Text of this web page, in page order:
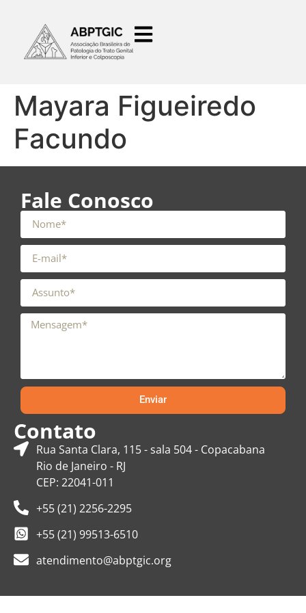
Mayara Figueiredo
Facundo
Fale Conosco
Enviar
Contato
Rua Santa Clara, 115 - sala 504 - Copacabana
Rio de Janeiro - RJ
CEP: 22041-011
+55 (21) 2256-2295
+55 (21) 99513-6510
atendimento@abptgic.org